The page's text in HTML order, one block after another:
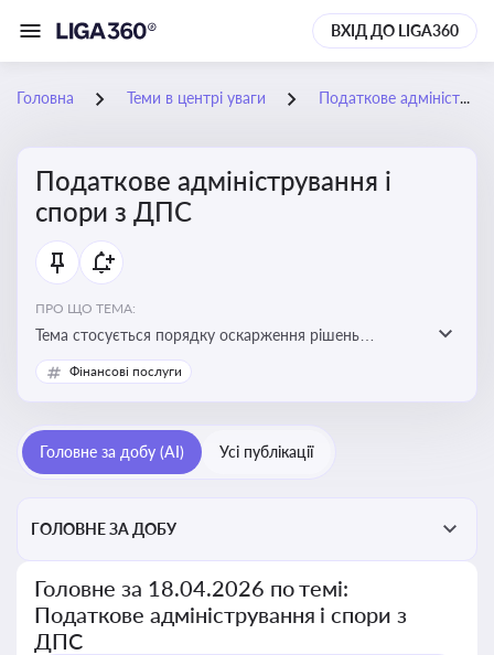
ВХІД ДО LIGA360
Головна Теми в центрі уваги Податкове адміністрування і спори з ДПС
Податкове адміністрування і
спори з ДПС
ПРО ЩО ТЕМА:
Тема стосується порядку оскарження рішень
податкових органів, що виникають внаслідок
податкових перевірок, та механізмів захисту прав
Фінансові послуги
Головне за добу (AI) Усі публікації
ГОЛОВНЕ ЗА ДОБУ
Головне за 18.04.2026 по темі:
Податкове адміністрування і спори з
ДПС